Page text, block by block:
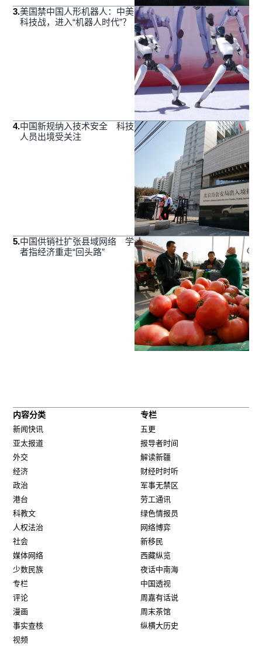
3.美国禁中国人形机器人：中美
科技战，进入“机器人时代”？
4.中国新规纳入技术安全 科技
人员出境受关注
5.中国供销社扩张县域网络 学
者指经济重走“回头路”
内容分类
新闻快讯
亚太报道
外交
经济
政治
港台
科教文
人权法治
社会
媒体网络
少数民族
专栏
评论
漫画
事实查核
视频
专栏
五更
报导者时间
解读新疆
财经时时听
军事无禁区
劳工通讯
绿色情报员
网络博弈
新移民
西藏纵览
夜话中南海
中国透视
周嘉有话说
周末茶馆
纵横大历史